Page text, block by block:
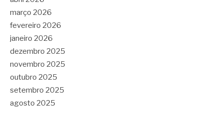
março 2026
fevereiro 2026
janeiro 2026
dezembro 2025
novembro 2025
outubro 2025
setembro 2025
agosto 2025